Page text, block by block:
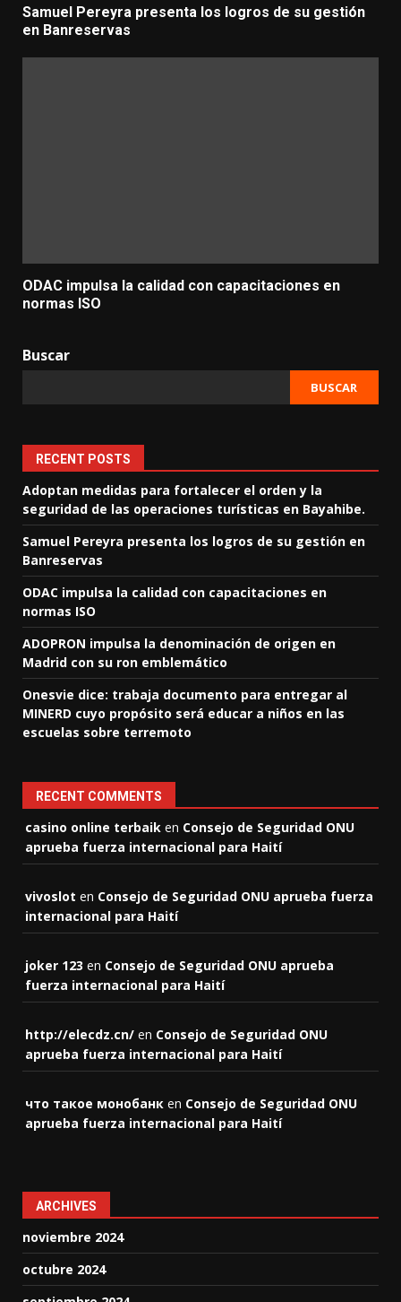
Samuel Pereyra presenta los logros de su gestión
en Banreservas
ODAC impulsa la calidad con capacitaciones en
normas ISO
Buscar
BUSCAR
RECENT POSTS
Adoptan medidas para fortalecer el orden y la
seguridad de las operaciones turísticas en Bayahibe.
Samuel Pereyra presenta los logros de su gestión en
Banreservas
ODAC impulsa la calidad con capacitaciones en
normas ISO
ADOPRON impulsa la denominación de origen en
Madrid con su ron emblemático
Onesvie dice: trabaja documento para entregar al
MINERD cuyo propósito será educar a niños en las
escuelas sobre terremoto
RECENT COMMENTS
casino online terbaik en Consejo de Seguridad ONU
aprueba fuerza internacional para Haití
vivoslot en Consejo de Seguridad ONU aprueba fuerza
internacional para Haití
joker 123 en Consejo de Seguridad ONU aprueba
fuerza internacional para Haití
http://elecdz.cn/ en Consejo de Seguridad ONU
aprueba fuerza internacional para Haití
что такое монобанк en Consejo de Seguridad ONU
aprueba fuerza internacional para Haití
ARCHIVES
noviembre 2024
octubre 2024